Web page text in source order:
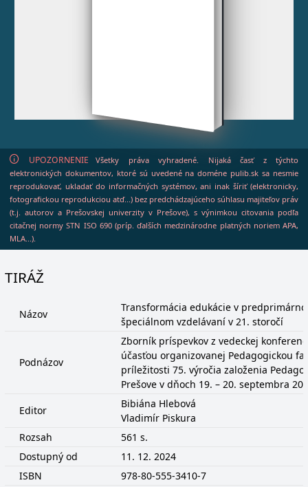
UPOZORNENIE
Všetky práva vyhradené. Nijaká časť z týchto
elektronických dokumentov, ktoré sú uvedené na doméne pulib.sk sa nesmie
reprodukovať, ukladať do informačných systémov, ani inak šíriť (elektronicky,
fotografickou reprodukciou atď...) bez predchádzajúceho súhlasu majiteľov práv
(t.j. autorov a Prešovskej univerzity v Prešove), s výnimkou citovania podľa
citačnej normy STN ISO 690 (príp. ďalších medzinárodne platných noriem APA,
MLA...).
TIRÁŽ
Názov
Transformácia edukácie v
špeciálnom vzdelávaní v 21. storočí
Podnázov
Zborník príspevkov z vedeckej
účasťou organizovanej Pedagogickou
príležitosti 75. výročia založenia
Prešove v dňoch 19. – 20. septembra
Editor
Bibiána Hlebová
Vladimír Piskura
Rozsah
561 s.
Dostupný od
11. 12. 2024
ISBN
978-80-555-3410-7